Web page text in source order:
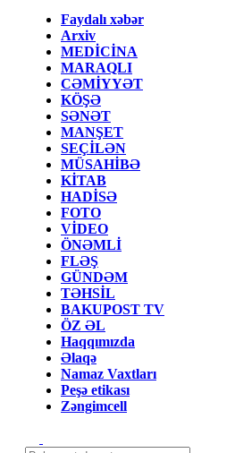
Faydalı xəbər
Arxiv
MEDİCİNA
MARAQLI
CƏMİYYƏT
KÖŞƏ
SƏNƏT
MANŞET
SEÇİLƏN
MÜSAHİBƏ
KİTAB
HADİSƏ
FOTO
VİDEO
ÖNƏMLİ
FLƏŞ
GÜNDƏM
TƏHSİL
BAKUPOST TV
ÖZ ƏL
Haqqımızda
Əlaqə
Namaz Vaxtları
Peşə etikası
Zəngimcell